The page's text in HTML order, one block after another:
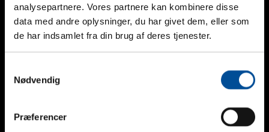
analysepartnere. Vores partnere kan kombinere disse
data med andre oplysninger, du har givet dem, eller som
de har indsamlet fra din brug af deres tjenester.
Nødvendig
Præferencer
Name
Dette felt er til validering og bør ikke ændres.
Telefon